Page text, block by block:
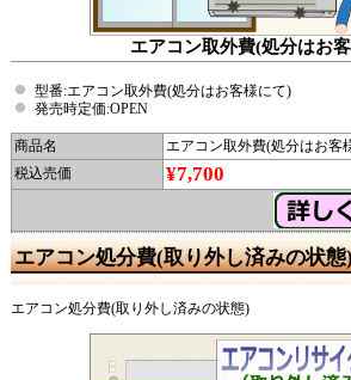
エアコン取外費(処分はお
型番:エアコン取外費(処分はお客様にて)
発売時定価:OPEN
商品名
エアコン取外費(処分はお客
税込売価
¥7,700
エアコン処分費(取り外し済みの状態
エアコン処分費(取り外し済みの状態)